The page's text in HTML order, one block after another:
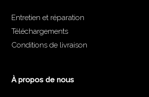
Entretien et réparation
Téléchargements
Conditions de livraison
À propos de nous